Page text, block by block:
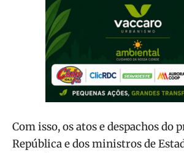
Com isso, os atos e despachos do
República e dos ministros de